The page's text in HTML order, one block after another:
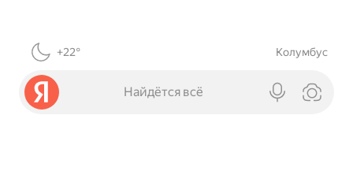
+22° Колумбус
Найдётся всё